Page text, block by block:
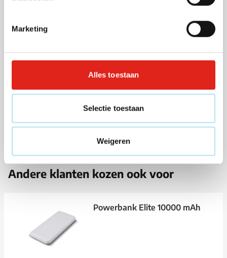
Marketing
Alles toestaan
Selectie toestaan
Weigeren
scherpe prijzen voor uw bedrukte relatiegeschenken.
Specificaties
Artikelnummer
266317
840 gram
Materiaal
Acacia hout, RVS
Andere klanten kozen ook voor
Powerbank Elite 10000 mAh